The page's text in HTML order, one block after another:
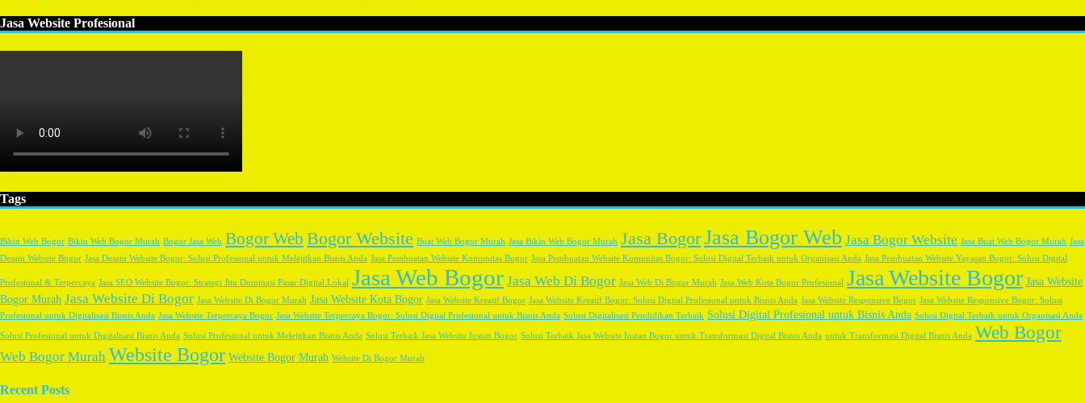
Jasa Website Profesional
Tags
Bikin Web Bogor Bikin Web Bogor Murah Bogor Jasa Web Bogor Web Bogor Website Buat Web Bogor Murah Jasa Bikin Web Bogor Murah Jasa BogorJasa Bogor Web Jasa Bogor Website Jasa Buat Web Bogor Murah Jasa
Desain Website Bogor Jasa Desain Website Bogor: Solusi Profesional untuk Melejitkan Bisnis Anda Jasa Pembuatan Website Komunitas Bogor Jasa Pembuatan Website Komunitas Bogor: Solusi Digital Terbaik untuk Organisasi Anda Jasa Pembuatan Website Yayasan Bogor: Solusi Digital
Profesional & Terpercaya Jasa SEO Website Bogor: Strategi Jitu Dominasi Pasar Digital Lokal Jasa Web Bogor Jasa Web Di Bogor Jasa Web Di Bogor Murah Jasa Web Kota Bogor Profesional Jasa Website Bogor Jasa Website
Bogor Murah Jasa Website Di Bogor Jasa Website Di Bogor Murah Jasa Website Kota Bogor Jasa Website Kreatif Bogor Jasa Website Kreatif Bogor: Solusi Digital Profesional untuk Bisnis Anda Jasa Website Responsive Bogor Jasa Website Responsive Bogor: Solusi
Profesional untuk Digitalisasi Bisnis Anda Jasa Website Terpercaya Bogor Jasa Website Terpercaya Bogor: Solusi Digital Profesional untuk Bisnis Anda Solusi Digitalisasi Pendidikan Terbaik Solusi Digital Profesional untuk Bisnis Anda Solusi Digital Terbaik untuk Organisasi Anda
Solusi Profesional untuk Digitalisasi Bisnis Anda Solusi Profesional untuk Melejitkan Bisnis Anda Solusi Terbaik Jasa Website Instan Bogor Solusi Terbaik Jasa Website Instan Bogor untuk Transformasi Digital Bisnis Anda untuk Transformasi Digital Bisnis Anda Web Bogor
Web Bogor Murah Website Bogor Website Bogor Murah Website Di Bogor Murah
Recent Posts